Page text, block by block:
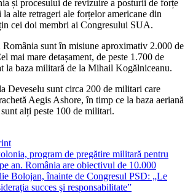
și procesului de revizuire a posturii de forțe
la alte retrageri ale forțelor americane din
cei doi membri ai Congresului SUA.
România sunt în misiune aproximativ 2.000 de
mai mare detașament, de peste 1.700 de
la baza militară de la Mihail Kogălniceanu.
Deveselu sunt circa 200 de militari care
Aegis Ashore, în timp ce la baza aeriană
alți peste 100 de militari.
program de pregătire militară pentru
an. România are obiectivul de 10.000
Bolojan, înainte de Congresul PSD: „Le
succes şi responsabilitate”